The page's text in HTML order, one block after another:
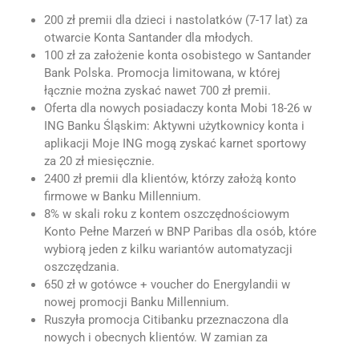
200 zł premii dla dzieci i nastolatków (7-17 lat) za
otwarcie Konta Santander dla młodych.
100 zł za założenie konta osobistego w Santander
Bank Polska. Promocja limitowana, w której
łącznie można zyskać nawet 700 zł premii.
Oferta dla nowych posiadaczy konta Mobi 18-26 w
ING Banku Śląskim: Aktywni użytkownicy konta i
aplikacji Moje ING mogą zyskać karnet sportowy
za 20 zł miesięcznie.
2400 zł premii dla klientów, którzy założą konto
firmowe w Banku Millennium.
8% w skali roku z kontem oszczędnościowym
Konto Pełne Marzeń w BNP Paribas dla osób, które
wybiorą jeden z kilku wariantów automatyzacji
oszczędzania.
650 zł w gotówce + voucher do Energylandii w
nowej promocji Banku Millennium.
Ruszyła promocja Citibanku przeznaczona dla
nowych i obecnych klientów. W zamian za